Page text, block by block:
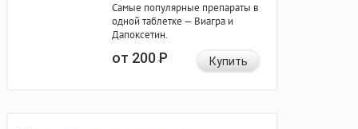
Самые популярные препараты в
одной таблетке — Виагра и
Дапоксетин.
от 200Р Купить